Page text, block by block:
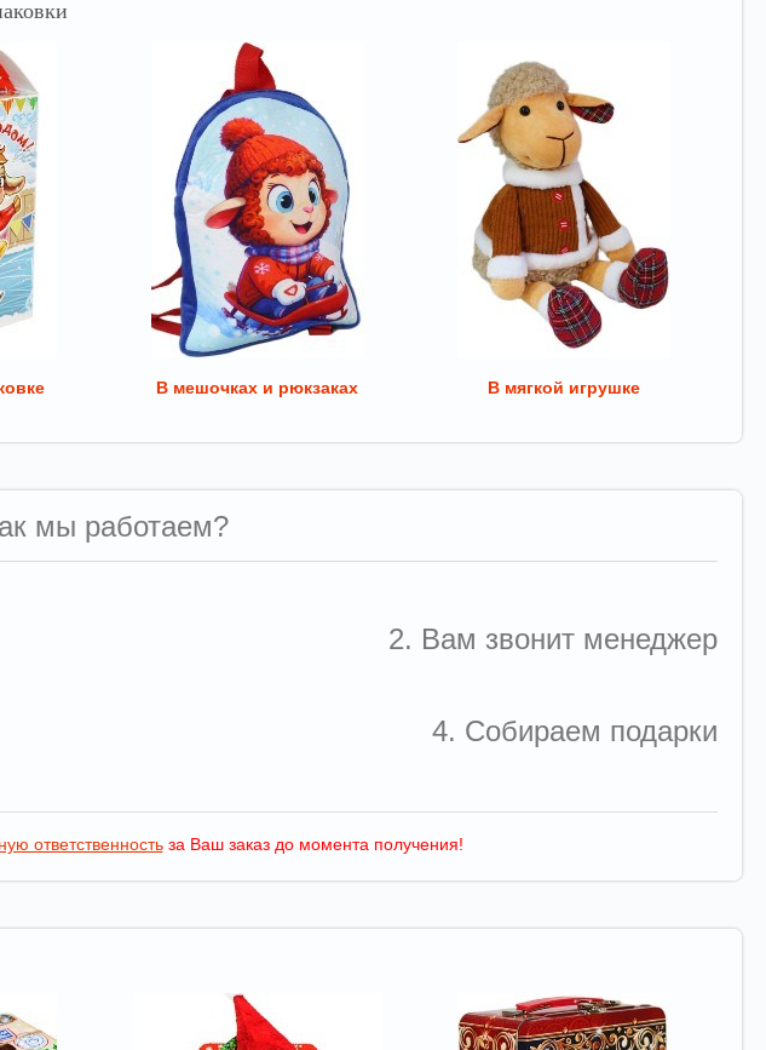
В мешочках и рюкзаках В мягкой игрушке
мы работаем?
2. Вам звонит менеджер
4. Собираем подарки
ответственностьза Ваш заказ до момента получения!